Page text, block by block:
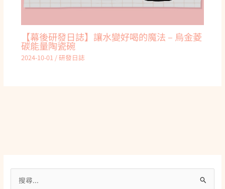
【幕後研發日誌】讓水變好喝的魔法 – 烏金菱
碳能量陶瓷碗
2024-10-01 /研發日誌